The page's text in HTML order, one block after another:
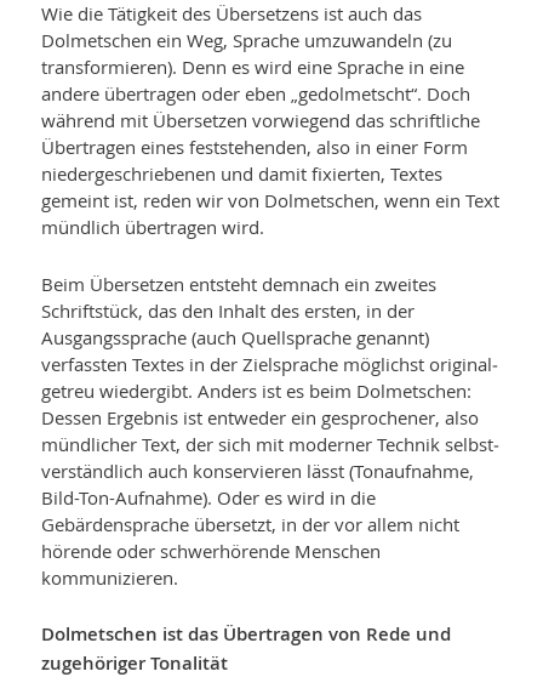
Wie die Tätigkeit des Übersetzens ist auch das
Dolmetschen ein Weg, Sprache umzuwandeln (zu
transformieren). Denn es wird eine Sprache in eine
andere übertragen oder eben „gedolmetscht“. Doch
während mit Übersetzen vorwiegend das schriftliche
Übertragen eines feststehenden, also in einer Form
nieder­geschriebenen und damit fixierten, Textes
gemeint ist, reden wir von Dolmetschen, wenn ein Text
mündlich übertragen wird.
Beim Übersetzen entsteht demnach ein zweites
Schriftstück, das den Inhalt des ersten, in der
Ausgangs­sprache (auch Quellsprache genannt)
verfassten Textes in der Zielsprache möglichst original­
getreu wiedergibt. Anders ist es beim Dolmetschen:
Dessen Ergebnis ist entweder ein gesprochener, also
mündlicher Text, der sich mit moderner Technik selbst­
verständlich auch konservieren lässt (Tonaufnahme,
Bild-Ton-Aufnahme). Oder es wird in die
Gebärdensprache übersetzt, in der vor allem nicht
hörende oder schwerhörende Menschen
kommunizieren.
Dolmetschen ist das Übertragen von Rede und
zugehöriger Tonalität